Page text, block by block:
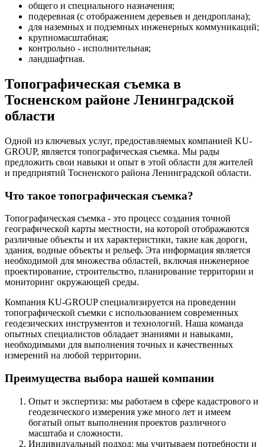
общего и специального назначения;
подеревная (с отображением деревьев и дендроплана);
для наземных и подземных инженерных коммуникаций;
крупномасштабная;
контрольно - исполнительная;
ландшафтная.
Топографическая съемка в
Тосненском районе Ленинградской
области
Одной из ключевых услуг, предоставляемых компанией KU-
GROUP, является топографическая съемка. Мы рады
предложить свои навыки и опыт в этой области для жителей
и предприятий Тосненского района Ленинградской области.
Что такое топографическая съемка?
Топографическая съемка - это процесс создания точной
географической карты местности, на которой отображаются
различные объекты и их характеристики, такие как дороги,
здания, водные объекты и рельеф. Эта информация является
необходимой для множества областей, включая инженерное
проектирование, строительство, планирование территории и
мониторинг окружающей среды.
Компания KU-GROUP специализируется на проведении
топографической съемки с использованием современных
геодезических инструментов и технологий. Наша команда
опытных специалистов обладает знаниями и навыками,
необходимыми для выполнения точных и качественных
измерений на любой территории.
Преимущества выбора нашей компании
Опыт и экспертиза: мы работаем в сфере кадастрового и
геодезического измерения уже много лет и имеем
богатый опыт выполнения проектов различного
масштаба и сложности.
Индивидуальный подход: мы учитываем потребности и